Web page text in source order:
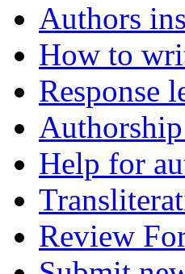
Authors
How to
Response
Help for
Review